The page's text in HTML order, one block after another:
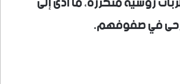
في صفوفهم.